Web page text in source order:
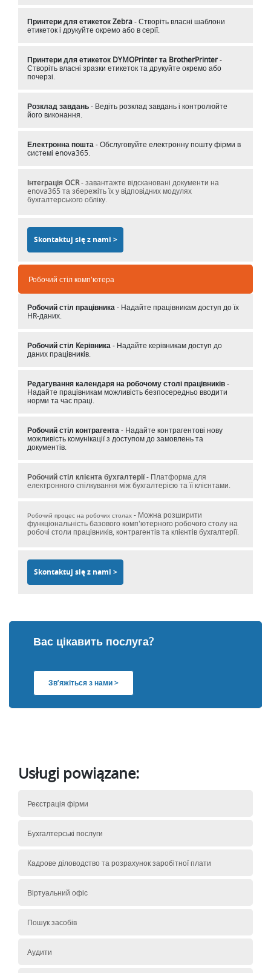
Usługi powiązane:
Реєстрація фірми
Бухгалтерські послуги
Кадрове діловодство та розрахунок заробітної плати
Віртуальний офіс
Пошук засобів
Аудити
Принтери для етикеток Zebra- Створіть власні шаблони
етикеток і друкуйте окремо або в серії.
Принтери для етикеток DYMOPrinter та BrotherPrinter-
Створіть власні зразки етикеток та друкуйте окремо або
почерзі.
Розклад завдань- Ведіть розклад завдань і контролюйте
його виконання.
Електронна пошта - Обслуговуйте електронну пошту фірми в
системі enova365.
Інтеграція OCR- завантажте відскановані документи на
enova365 та збережіть їх у відповідних модулях
бухгалтерського обліку.
Skontaktuj się z nami >
Робочий стіл комп'ютера
Робочий стіл працівника - Надайте працівникам доступ до їх
HR-даних.
Робочий стіл Kерівника - Надайте керівникам доступ до
даних працівників.
Редагування календаря на робочому столі працівників-
Надайте працівникам можливість безпосередньо вводити
норми та час праці.
Робочий стіл контрагента - Надайте контрагентові нову
можливість комунікації з доступом до замовлень та
документів.
Робочий стіл клієнта бухгалтерії- Платформа для
електронного спілкування між бухгалтерією та її клієнтами.
Робочий процес на робочих столах - Можна розширити
функціональність базового комп'ютерного робочого столу на
робочі столи працівників, контрагентів та клієнтів бухгалтерії.
Skontaktuj się z nami >
Вас цікавить послуга?
Зв’яжіться з нами >